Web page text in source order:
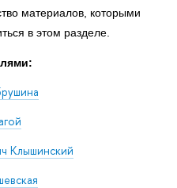
материалов, которыми
в этом разделе.
Клышинский